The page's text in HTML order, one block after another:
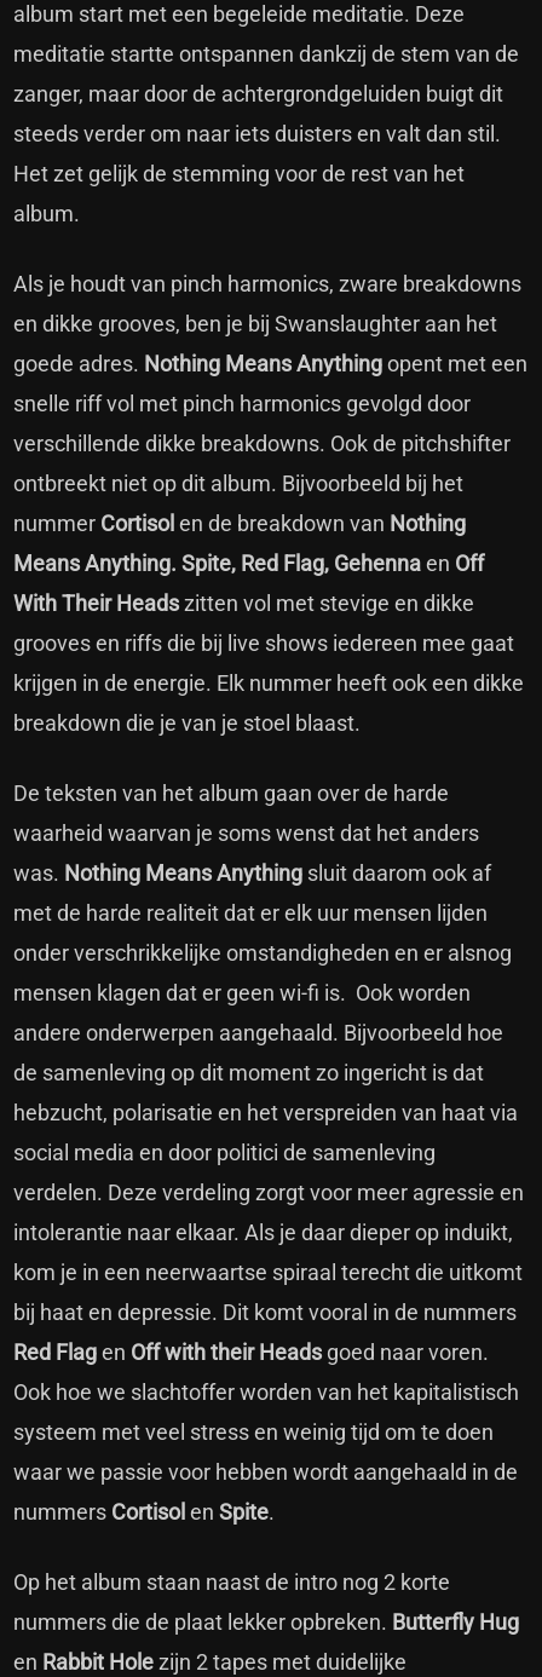
album start met een begeleide meditatie. Deze
meditatie startte ontspannen dankzij de stem van de
zanger, maar door de achtergrondgeluiden buigt dit
steeds verder om naar iets duisters en valt dan stil.
Het zet gelijk de stemming voor de rest van het
album.
Als je houdt van pinch harmonics, zware breakdowns
en dikke grooves, ben je bij Swanslaughter aan het
goede adres. Nothing Means Anythingopent met een
snelle riff vol met pinch harmonics gevolgd door
verschillende dikke breakdowns. Ook de pitchshifter
ontbreekt niet op dit album. Bijvoorbeeld bij het
nummer Cortisolen de breakdown van Nothing
Means Anything. Spite, Red Flag, Gehennaen Off
With Their Headszitten vol met stevige en dikke
grooves en riffs die bij live shows iedereen mee gaat
krijgen in de energie. Elk nummer heeft ook een dikke
breakdown die je van je stoel blaast.
De teksten van het album gaan over de harde
waarheid waarvan je soms wenst dat het anders
was. Nothing Means Anything sluit daarom ook af
met de harde realiteit dat er elk uur mensen lijden
onder verschrikkelijke omstandigheden en er alsnog
mensen klagen dat er geen wi-fi is. Ook worden
andere onderwerpen aangehaald. Bijvoorbeeld hoe
de samenleving op dit moment zo ingericht is dat
hebzucht, polarisatie en het verspreiden van haat via
social media en door politici de samenleving
verdelen. Deze verdeling zorgt voor meer agressie en
intolerantie naar elkaar. Als je daar dieper op induikt,
kom je in een neerwaartse spiraal terecht die uitkomt
bij haat en depressie. Dit komt vooral in de nummers
Red Flagen Off with their Heads goed naar voren.
Ook hoe we slachtoffer worden van het kapitalistisch
systeem met veel stress en weinig tijd om te doen
waar we passie voor hebben wordt aangehaald in de
nummers Cortisol enSpite.
Op het album staan naast de intro nog 2 korte
nummers die de plaat lekker opbreken. Butterfly Hug
en Rabbit Holezijn 2 tapes met duidelijke